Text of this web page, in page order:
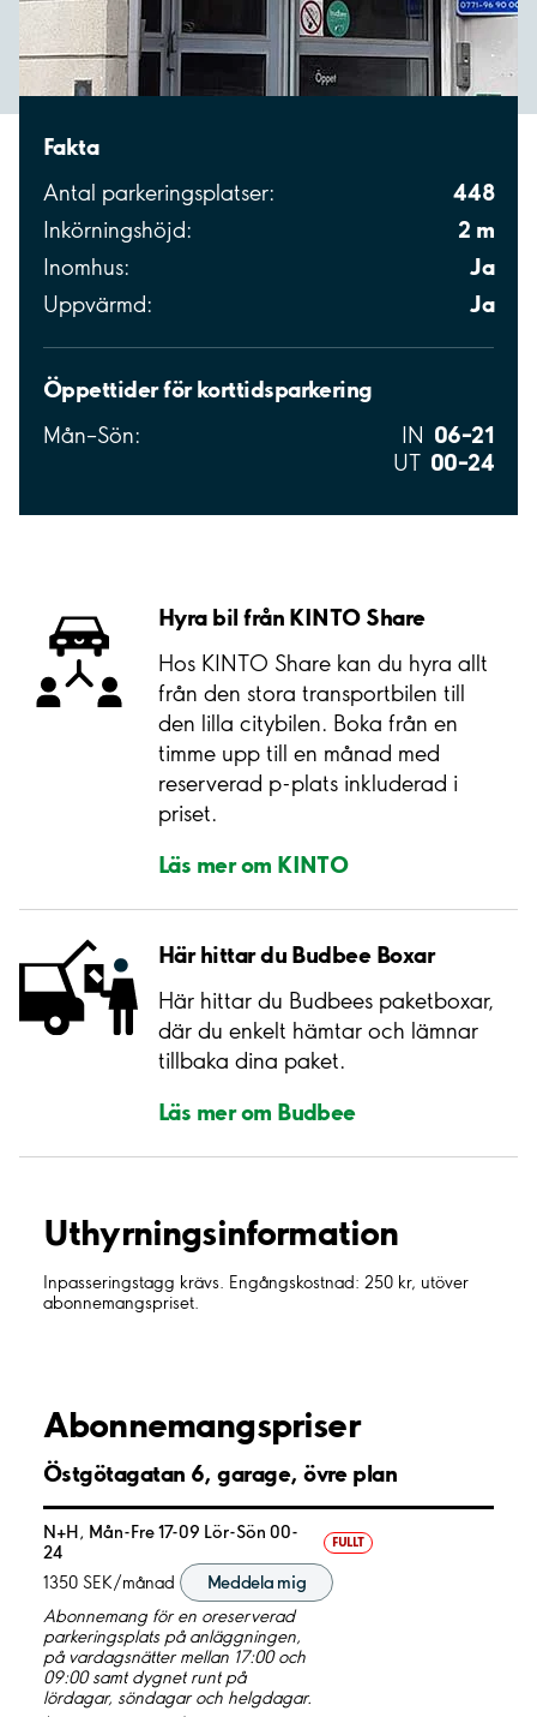
Fakta
Antal parkeringsplatser: 448
Inkörningshöjd: 2 m
Inomhus: Ja
Uppvärmd: Ja
Öppettider för korttidsparkering
Mån–Sön: IN 06–21
UT 00–24
Hyra bil från KINTO Share
Hos KINTO Share kan du hyra allt
från den stora transportbilen till
den lilla citybilen. Boka från en
timme upp till en månad med
reserverad p-plats inkluderad i
priset.
Läs mer om KINTO
Här hittar du Budbee Boxar
Här hittar du Budbees paketboxar,
där du enkelt hämtar och lämnar
tillbaka dina paket.
Läs mer om Budbee
Uthyrnings­information
Inpasseringstagg krävs. Engångskostnad: 250 kr, utöver
abonnemangspriset.
Abonnemangspriser
Östgötagatan 6, garage, övre plan
N+H, Mån-Fre 17-09 Lör-Sön 00-
24
FULLT
1350 SEK/månad
Meddela mig
Abonnemang för en oreserverad
parkeringsplats på anläggningen,
på vardagsnätter mellan 17:00 och
09:00 samt dygnet runt på
lördagar, söndagar och helgdagar.